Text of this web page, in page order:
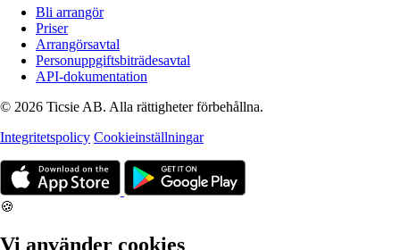
Bli arrangör
Priser
Arrangörsavtal
Personuppgiftsbiträdesavtal
API-dokumentation
© 2026 Ticsie AB. Alla rättigheter förbehållna.
Integritetspolicy Cookieinställningar
🍪
Vi använder cookies